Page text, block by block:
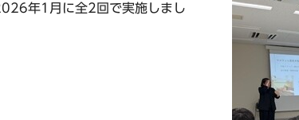
年1月に全2回で実施しまし